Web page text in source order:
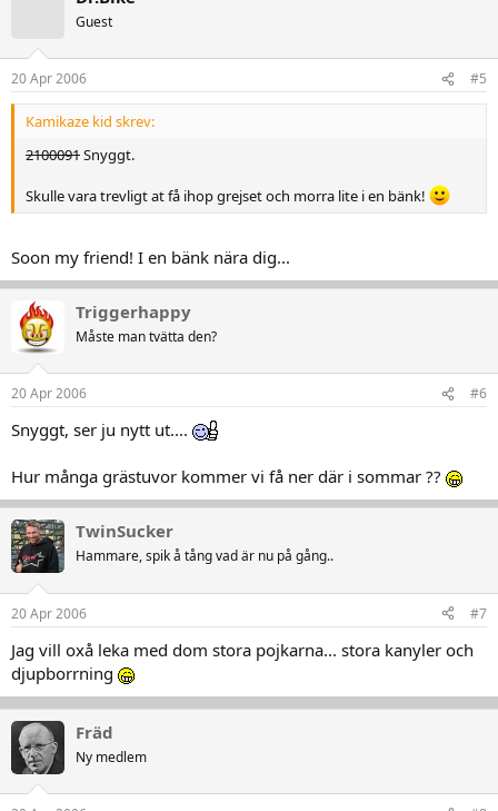
Guest
20 Apr 2006 #5
Kamikaze kid skrev:
2100091Snyggt.
Skulle vara trevligt at få ihop grejset och morra lite i en bänk!
Soon my friend! I en bänk nära dig...
Triggerhappy
Måste man tvätta den?
20 Apr 2006 #6
Snyggt, ser ju nytt ut....
Hur många grästuvor kommer vi få ner där i sommar ??
TwinSucker
Hammare, spik å tång vad är nu på gång..
20 Apr 2006 #7
Jag vill oxå leka med dom stora pojkarna... stora kanyler och
djupborrning
Fräd
Ny medlem